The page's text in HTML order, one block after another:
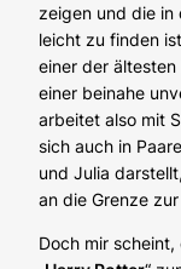
zeigen und die in
leicht zu finden
einer der
einer beinahe
arbeitet also mit
sich auch in
und Julia
an die Grenze
Doch mir